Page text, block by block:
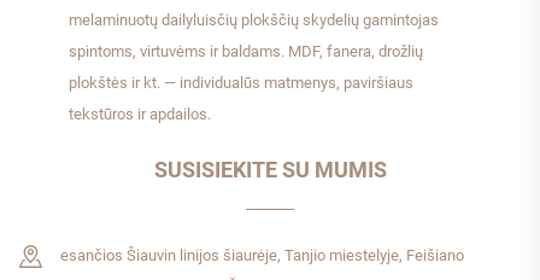
melaminuotų dailyluisčių plokščių skydelių gamintojas
spintoms, virtuvėms ir baldams. MDF, fanera, drožlių
plokštės ir kt. — individualūs matmenys, paviršiaus
tekstūros ir apdailos.
SUSISIEKITE SU MUMIS
esančios Šiauvin linijos šiaurėje, Tanjio miestelyje, Feišiano